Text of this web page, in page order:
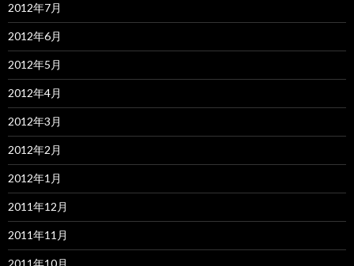
2012年7月
2012年6月
2012年5月
2012年4月
2012年3月
2012年2月
2012年1月
2011年12月
2011年11月
2011年10月